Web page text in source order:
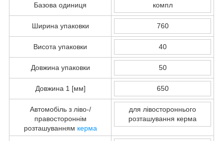
Базова одиниця компл
Ширина упаковки 760
Висота упаковки 40
Довжина упаковки 50
Довжина 1 [мм] 650
Автомобіль з ліво-/
правостороннім
розташуванням керма
для лівостороннього
розташування керма